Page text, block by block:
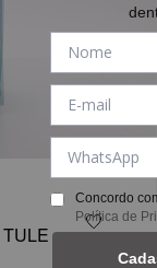
Concordo
Política de